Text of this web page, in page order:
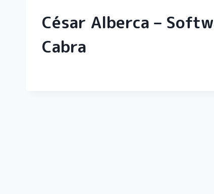
César Alberca –
Cabra